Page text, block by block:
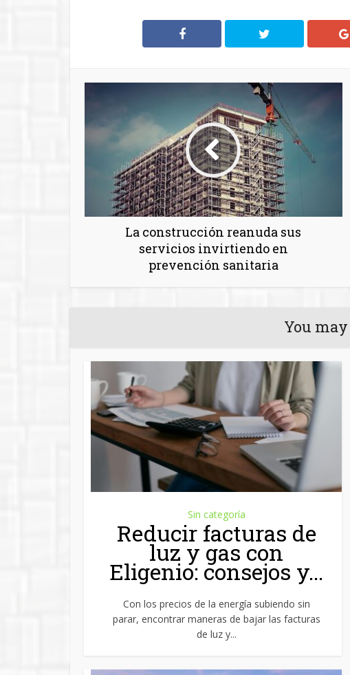
La construcción reanuda sus
servicios invirtiendo en
prevención sanitaria
You
Sin categoría
Reducir facturas de
luz y gas con
Eligenio: consejos y...
Con los precios de la energía subiendo sin
parar, encontrar maneras de bajar las facturas
de luz y...